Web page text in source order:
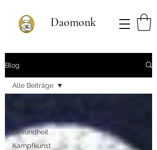
Daomonk
Blog
Alle Beiträge
Gesundheit
Kampfkunst
Alle Beiträge